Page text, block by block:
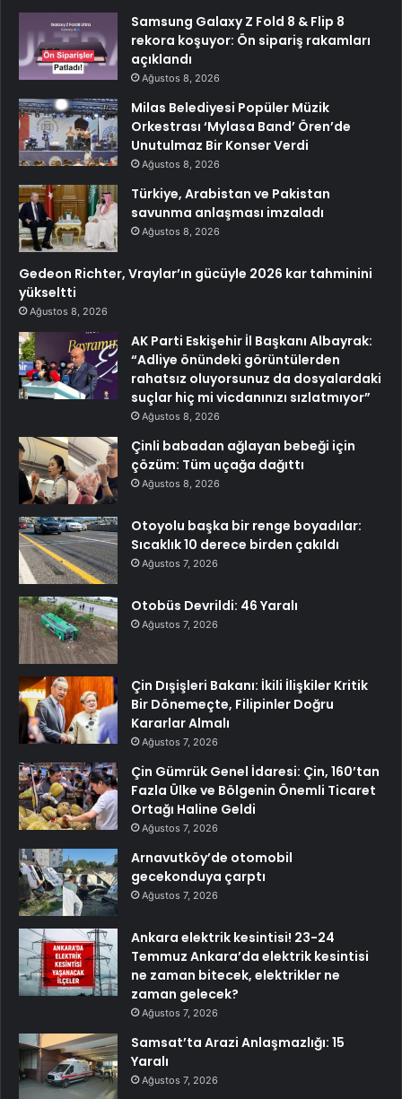
Samsung Galaxy Z Fold 8 & Flip 8
rekora koşuyor: Ön sipariş rakamları
açıklandı
Ağustos 8, 2026
Milas Belediyesi Popüler Müzik
Orkestrası ‘Mylasa Band’ Ören’de
Unutulmaz Bir Konser Verdi
Ağustos 8, 2026
Türkiye, Arabistan ve Pakistan
savunma anlaşması imzaladı
Ağustos 8, 2026
Gedeon Richter, Vraylar’ın gücüyle 2026 kar tahminini
yükseltti
Ağustos 8, 2026
AK Parti Eskişehir İl Başkanı Albayrak:
“Adliye önündeki görüntülerden
rahatsız oluyorsunuz da dosyalardaki
suçlar hiç mi vicdanınızı sızlatmıyor”
Ağustos 8, 2026
Çinli babadan ağlayan bebeği için
çözüm: Tüm uçağa dağıttı
Ağustos 8, 2026
Otoyolu başka bir renge boyadılar:
Sıcaklık 10 derece birden çakıldı
Ağustos 7, 2026
Otobüs Devrildi: 46 Yaralı
Ağustos 7, 2026
Çin Dışişleri Bakanı: İkili İlişkiler Kritik
Bir Dönemeçte, Filipinler Doğru
Kararlar Almalı
Ağustos 7, 2026
Çin Gümrük Genel İdaresi: Çin, 160’tan
Fazla Ülke ve Bölgenin Önemli Ticaret
Ortağı Haline Geldi
Ağustos 7, 2026
Arnavutköy’de otomobil
gecekonduya çarptı
Ağustos 7, 2026
Ankara elektrik kesintisi! 23-24
Temmuz Ankara’da elektrik kesintisi
ne zaman bitecek, elektrikler ne
zaman gelecek?
Ağustos 7, 2026
Samsat’ta Arazi Anlaşmazlığı: 15
Yaralı
Ağustos 7, 2026